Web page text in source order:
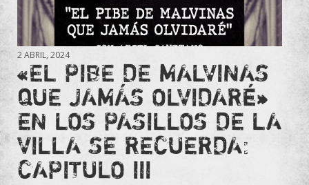
2 ABRIL, 2024
«EL PIBE DE MALVINAS
QUE JAMÁS OLVIDARÉ»
EN LOS PASILLOS DE LA
VILLA SE RECUERDA:
CAPITULO III